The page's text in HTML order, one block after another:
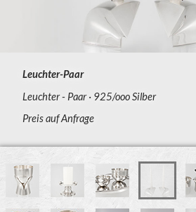
Leuchter-Paar
Leuchter - Paar
925/ooo Silber
Preis auf Anfrage